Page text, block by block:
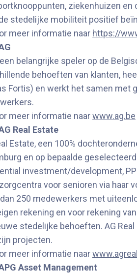
ziekenhuizen
stedelijke mobiliteit positief
meer informatie naar https://
belangrijke speler op de
behoeften van klanten,
Fortis) en werkt het samen met
meer informatie naarwww.ag.be
Real Estate
Estate, een 100%
en op bepaalde
investment/development,
voor senioren via haar
250 medewerkers met
rekening en voor rekening
stedelijke behoeften. AG
projecten.
meer informatie naar
Asset Management